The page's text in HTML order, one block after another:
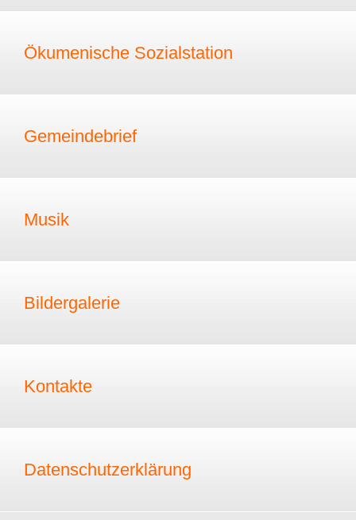
Ökumenische Sozialstation
Gemeindebrief
Musik
Bildergalerie
Kontakte
Datenschutzerklärung